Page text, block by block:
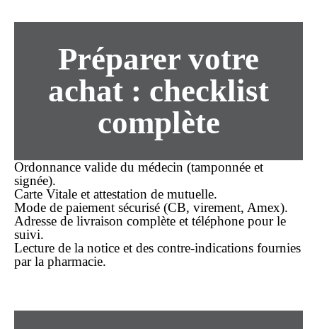
Préparer votre
achat : checklist
complète
Ordonnance valide du médecin (tamponnée et
signée).
Carte Vitale et attestation de mutuelle.
Mode de paiement sécurisé (CB, virement, Amex).
Adresse de livraison complète et téléphone pour le
suivi.
Lecture de la notice et des contre-indications fournies
par la pharmacie.